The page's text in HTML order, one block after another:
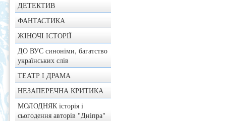
ДЕТЕКТИВ
ФАНТАСТИКА
ЖІНОЧІ ІСТОРІЇ
ДО ВУС синоніми, багатство
українських слів
ТЕАТР І ДРАМА
НЕЗАПЕРЕЧНА КРИТИКА
МОЛОДНЯК історія і
сьогодення авторів "Дніпра"